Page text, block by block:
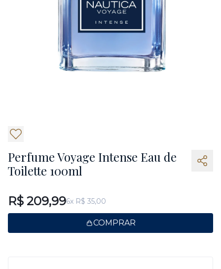
Perfume Voyage Intense Eau de
Toilette 100ml
R$ 209,996x R$ 35,00
COMPRAR